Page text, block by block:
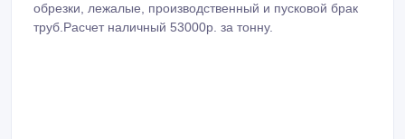
обрезки, лежалые, производственный и пусковой брак
труб.Расчет наличный 53000р. за тонну.